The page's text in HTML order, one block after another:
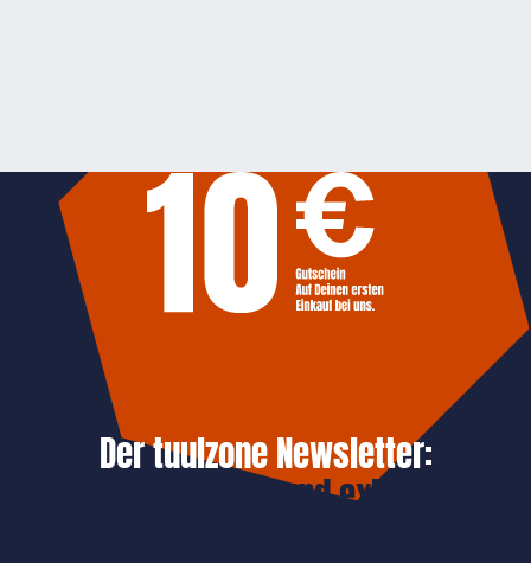
Der tuulzone Newsletter:
Jetzt anmelden und exklusive